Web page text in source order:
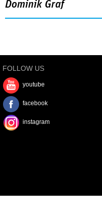
Dominik Graf
FOLLOW US
youtube
facebook
instagram